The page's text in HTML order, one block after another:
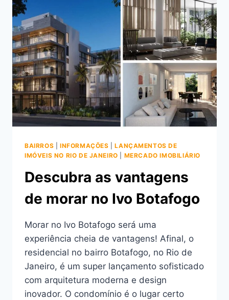
NA
RUA
VISCONDE
SILVA
BAIRROS INFORMAÇÕES |LANÇAMENTOS DE
IMÓVEIS NO RIO DE JANEIRO
MERCADO IMOBILIÁRIO
Descubra as vantagens
de morar no Ivo Botafogo
Morar no Ivo Botafogo será uma
experiência cheia de vantagens! Afinal, o
residencial no bairro Botafogo, no Rio de
Janeiro, é um super lançamento sofisticado
com arquitetura moderna e design
inovador. O condomínio é o lugar certo